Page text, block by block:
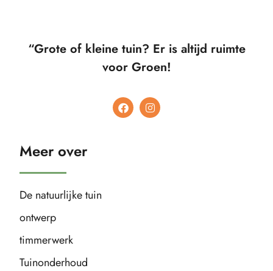
“Grote of kleine tuin? Er is altijd ruimte
voor Groen!
Meer over
De natuurlijke tuin
ontwerp
timmerwerk
Tuinonderhoud